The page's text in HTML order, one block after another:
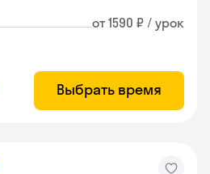
от 1590 ₽ / урок
Выбрать время